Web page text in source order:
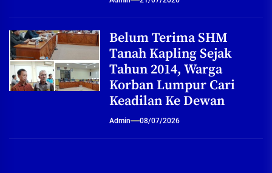
Belum Terima SHM
Tanah Kapling Sejak
Tahun 2014, Warga
Korban Lumpur Cari
Keadilan Ke Dewan
Admin 08/07/2026